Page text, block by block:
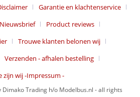
Garantie en klachtenservice
Nieuwsbrief
Product reviews
Trouwe klanten belonen wij
Verzenden - afhalen bestelling
zijn wij -Impressum -
Trading h/o Modelbus.nl - all rights